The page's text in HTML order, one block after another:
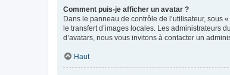
Comment puis-je afficher un avatar ?
Dans le panneau de contrôle de l’utilisateur, sous
le transfert d’images locales. Les administrateurs
d’avatars, nous vous invitons à contacter un
Haut